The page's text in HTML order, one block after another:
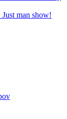
man show!